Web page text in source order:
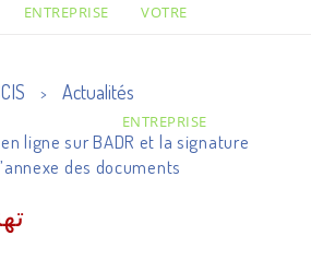
ENTREPRISE VOTRE
ENTREPRISE
> Actualités
ligne sur BADR et la signature
des documents